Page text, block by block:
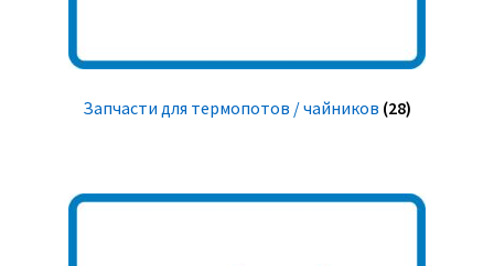
Запчасти для термопотов / чайников (28)